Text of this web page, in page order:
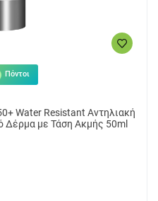
Πόντοι
Water Resistant Αντηλιακή
Δέρμα με Τάση Ακμής 50ml